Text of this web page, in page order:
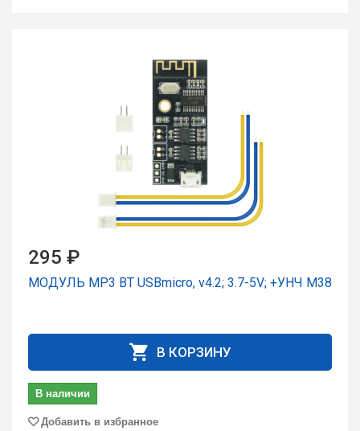
295 ₽
МОДУЛЬ MP3 BT USBmicro, v4.2; 3.7-5V; +УНЧ M38
В КОРЗИНУ
В наличии
Добавить в избранное